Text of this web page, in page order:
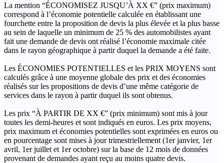
La mention “ÉCONOMISEZ JUSQU’À XX €” (prix maximum)
correspond à l’économie potentielle calculée en établissant une
fourchette entre la proposition de devis la plus élevée et la plus basse
au sein de laquelle un minimum de 25 % des automobilistes ayant
fait une demande de devis ont réalisé l’économie maximale citée
dans le rayon géographique à partir duquel la demande a été faite.
Les ÉCONOMIES POTENTIELLES et les PRIX MOYENS sont
calculés grâce à une moyenne globale des prix et des économies
réalisés sur les propositions de devis d’une même catégorie de
services dans le rayon à partir duquel ils sont obtenus.
Les prix “À PARTIR DE XX €” (prix minimum) sont mis à jour
toutes les demi-heures et sont indiqués en euros. Les prix moyens,
prix maximum et économies potentielles sont exprimées en euros ou
en pourcentage sont mises à jour trimestriellement (1er janvier, 1er
avril, 1er juillet et 1er octobre) sur la base de 12 mois de données
provenant de demandes ayant reçu au moins quatre devis.